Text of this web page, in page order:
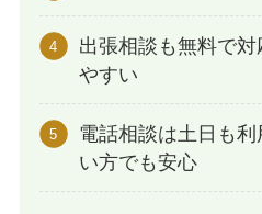
出張相談も無料で
やすい
電話相談は土日も
い方でも安心